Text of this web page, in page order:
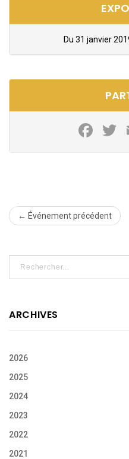
Du 31 janvier
← Événement précédent
ARCHIVES
2026
2025
2024
2023
2022
2021